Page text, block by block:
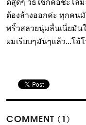
ดีสุดๆ วิธีใช้ก็คือชะโล
ต้องล้างออกค่ะ ทุกคน
พริ้วสลวยนุ่มลื่นเนี่ยมัน
ผมเรียบๆมันๆแล้ว...โอ้
COMMENT (1)